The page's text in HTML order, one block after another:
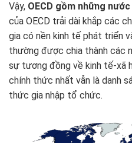
Vậy, OECD gồm những nước
của OECD trải dài khắp các
gia có nền kinh tế phát triển
thường được chia thành các
sự tương đồng về kinh tế-xã
chính thức nhất vẫn là danh
thức gia nhập tổ chức.